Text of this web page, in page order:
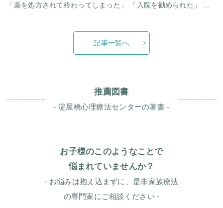
記事一覧へ
推薦図書
- 淀屋橋心理療法センターの著書 -
お子様のこのようなことで
悩まれていませんか？
- お悩みは抱え込まずに、 是非家族療法
の専門家にご相談ください -